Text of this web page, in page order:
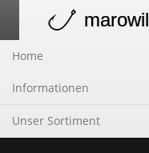
navigation
marowil
Home
Informationen
Unser Sortiment